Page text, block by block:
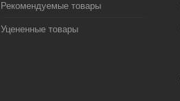
Рекомендуемые товары
Уцененные товары